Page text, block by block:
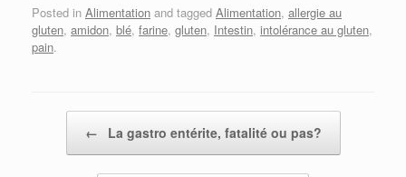
Posted in Alimentation and tagged Alimentation, allergie au
gluten, amidon, blé, farine, gluten, Intestin, intolérance au gluten,
pain.
Post navigation
← La gastro entérite, fatalité ou pas?